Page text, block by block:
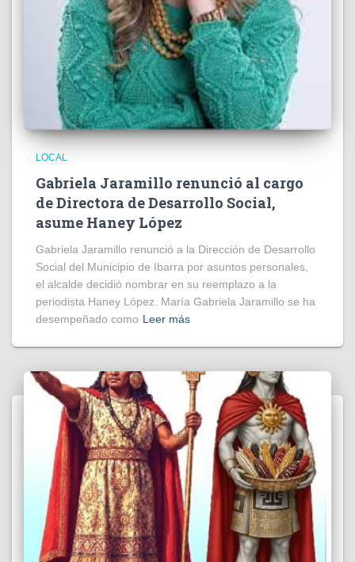
LOCAL
Gabriela Jaramillo renunció al cargo
de Directora de Desarrollo Social,
asume Haney López
Gabriela Jaramillo renunció a la Dirección de Desarrollo
Social del Municipio de Ibarra por asuntos personales,
el alcalde decidió nombrar en su reemplazo a la
periodista Haney López. María Gabriela Jaramillo se ha
desempeñado como Leer más